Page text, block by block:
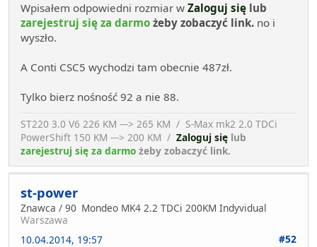
Wpisałem odpowiedni rozmiar w Zaloguj się lub
zarejestruj się za darmo żeby zobaczyć link. no i
wyszło.
A Conti CSC5 wychodzi tam obecnie 487zł.
Tylko bierz nośność 92 a nie 88.
ST220 3.0 V6 226 KM ---> 265 KM / S-Max mk2 2.0 TDCi
PowerShift 150 KM ---> 200 KM / Zaloguj się lub
zarejestruj się za darmo żeby zobaczyć link.
st-power
Znawca / 90 Mondeo MK4 2.2 TDCi 200KM Indyvidual
Warszawa
10.04.2014, 19:57
#52